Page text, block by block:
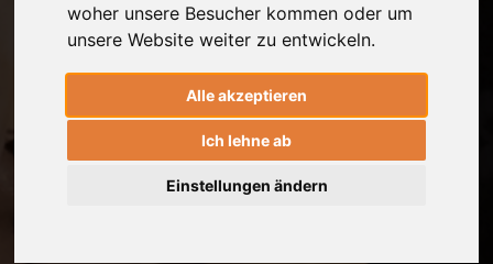
woher unsere Besucher kommen oder um
unsere Website weiter zu entwickeln.
Alle akzeptieren
Ich lehne ab
Einstellungen ändern